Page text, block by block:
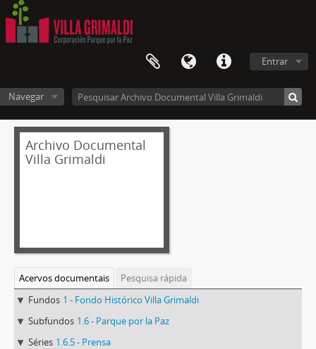
Entrar
Navegar
Archivo Documental
Villa Grimaldi
Acervos documentais
Pesquisa rápida
Fundos 1 - Fondo Histórico Villa Grimaldi
Subfundos 1.6 - Parque por la Paz
Séries 1.6.5 - Prensa